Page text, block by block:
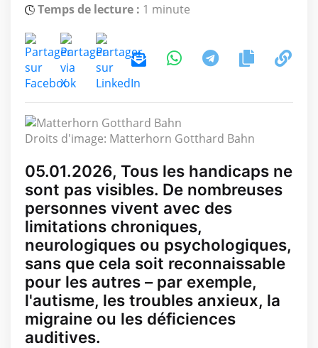
Temps de lecture : 1 minute
Droits d'image: Matterhorn Gotthard Bahn
05.01.2026, Tous les handicaps ne
sont pas visibles. De nombreuses
personnes vivent avec des
limitations chroniques,
neurologiques ou psychologiques,
sans que cela soit reconnaissable
pour les autres – par exemple,
l'autisme, les troubles anxieux, la
migraine ou les déficiences
auditives.